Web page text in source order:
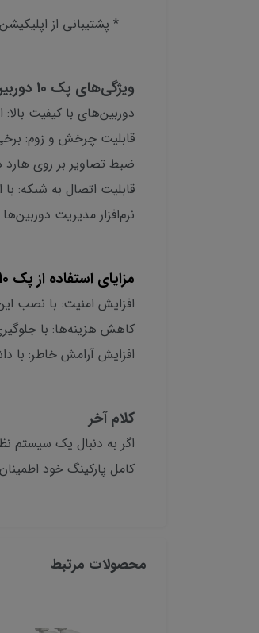
* پشتیبانی از
ویژگی‌های پک 10 دوربین مداربسته تیاندی :
دوربین‌های با کیفیت
قابلیت چرخش و زوم: برخی
ضبط تصاویر بر روی
قابلیت اتصال به شبکه:
نرم‌افزار مدیریت
مزایای استفاده از پک 10 دوربین مداربسته تیاندی:
افزایش امنیت: با نصب
کاهش هزینه‌ها: با
افزایش آرامش خاطر: با
کلام آخر
کامل پارکینگ خود
محصولات مرتبط